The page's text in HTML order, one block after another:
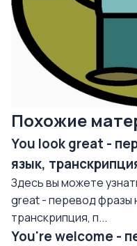
Похожие
You look great -
язык,
Здесь вы можете
great - перевод фразы
транскрипция, п...
You're welcome -